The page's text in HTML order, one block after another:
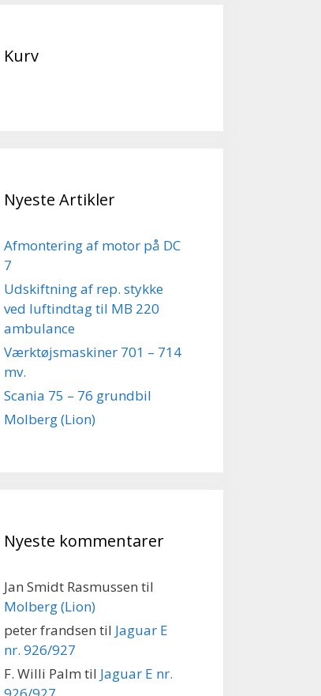
Kurv
Nyeste Artikler
Afmontering af motor på DC
7
Udskiftning af rep. stykke
ved luftindtag til MB 220
ambulance
Værktøjsmaskiner 701 – 714
mv.
Scania 75 – 76 grundbil
Molberg (Lion)
Nyeste kommentarer
Jan Smidt Rasmussen til
Molberg (Lion)
peter frandsen til Jaguar E
nr. 926/927
F. Willi Palm til Jaguar E nr.